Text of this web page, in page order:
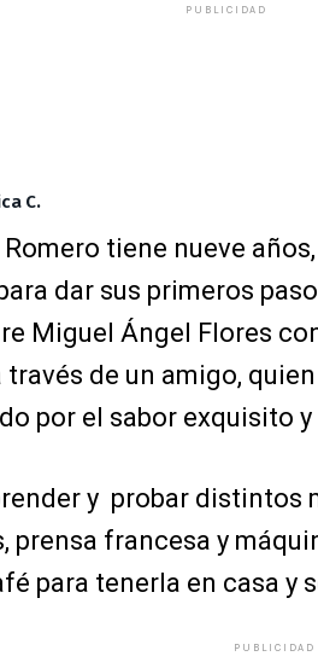
PUBLICIDAD
C.
tiene nueve
dar sus primeros
Miguel Ángel Flores
de un amigo,
por el sabor exquisito y
y probar distintos
prensa francesa y
para tenerla en casa y
PUBLICIDAD